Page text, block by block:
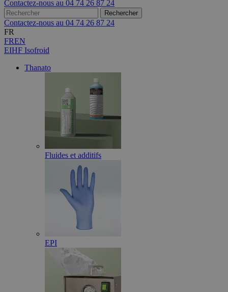
Contactez-nous au 04 74 26 87 24
Contactez-nous au 04 74 26 87 24
FR
FREN
EIHF Isofroid
Thanato
Fluides et additifs
EPI